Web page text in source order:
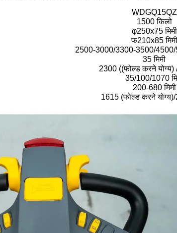
WDGQ15QZ
1500 किलो
φ250x75 मिमी
फ210x85 मिमी
2500-3000/3300-3500/
35 मिमी
2300 ((फोल्ड करने योग्य)
35/100/1070
200-680 मिमी
1615 (फोल्ड करने योग्य)/